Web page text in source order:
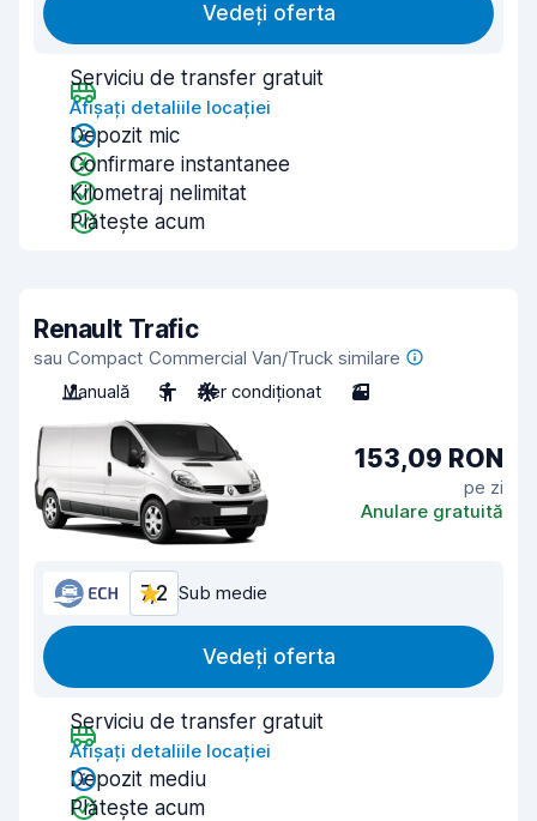
Vedeți oferta
Serviciu de transfer gratuit
Afișați detaliile locației
Depozit mic
Confirmare instantanee
Kilometraj nelimitat
Plătește acum
Renault Trafic
sau Compact Commercial Van/Truck similare
Manuală
3 Aer condiționat 3
153,09 RON
pe zi
Anulare gratuită
7,2 Sub medie
Vedeți oferta
Serviciu de transfer gratuit
Afișați detaliile locației
Depozit mediu
Plătește acum